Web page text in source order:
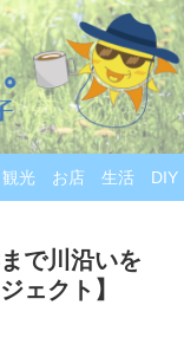
観光 お店 生活 DIY
で川沿いを
ェクト】